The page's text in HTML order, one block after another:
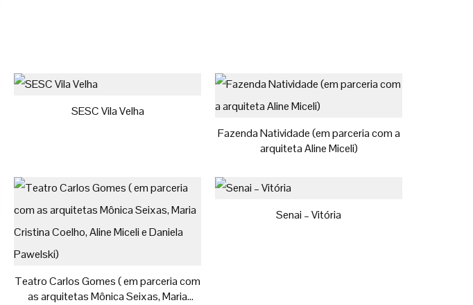
SESC Vila Velha
Fazenda Natividade (em parceria com a
arquiteta Aline Miceli)
Teatro Carlos Gomes ( em parceria com
as arquitetas Mônica Seixas, Maria
Senai – Vitória